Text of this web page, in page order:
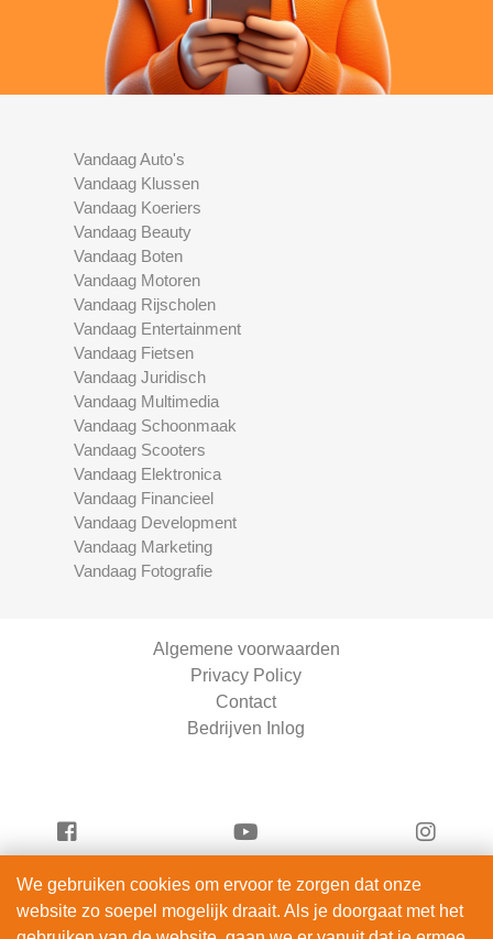
Vandaag Auto's
Vandaag Klussen
Vandaag Koeriers
Vandaag Beauty
Vandaag Boten
Vandaag Motoren
Vandaag Rijscholen
Vandaag Entertainment
Vandaag Fietsen
Vandaag Juridisch
Vandaag Multimedia
Vandaag Schoonmaak
Vandaag Scooters
Vandaag Elektronica
Vandaag Financieel
Vandaag Development
Vandaag Marketing
Vandaag Fotografie
Algemene voorwaarden
Privacy Policy
Contact
Bedrijven Inlog
Serviceright Schoonmaak is onderdeel van
ServiceRight B.V. | KVK 90914872
We gebruiken cookies om ervoor te zorgen dat onze
website zo soepel mogelijk draait. Als je doorgaat met het